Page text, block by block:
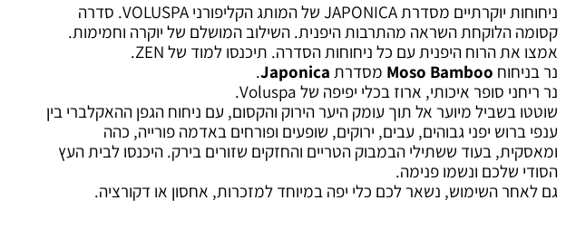
ניחוחות יוקרתיים מסדרתJAPONICA של המותג הקליפורני VOLUSPA. סדרה
קסומה הלוקחת השראה מהתרבות היפנית. השילוב המושלם של יוקרה וחמימות.
אמצו את הרוח היפנית עם כל ניחוחות הסדרה. תיכנסו למוד של ZEN
.
נר בניחוח Moso Bamboo מסדרת Japonica
.
נר ריחני סופר איכותי, ארוז בכלי יפיפה של Voluspa.
שוטטו בשביל מיוער אל תוך עומק היער הירוק והקסום, עם ניחוח הגפן ההאקלברי בין
ענפי ברוש יפני גבוהים, עבים, ירוקים, שופעים ופורחים באדמה פורייה, כהה
ומאסקית, בעוד ששתילי הבמבוק הטריים והחזקים שזורים בירק. היכנסו לבית העץ
הסודי שלכם ונשמו פנימה.
גם לאחר השימוש, נשאר לכם כלי יפה במיוחד למזכרות, אחסון או דקורציה.